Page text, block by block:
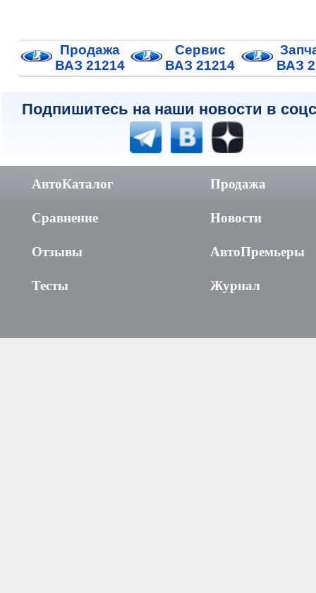
Продажа
ВАЗ 21214
Сервис
ВАЗ 21214
ВАЗ
Подпишитесь на наши новости в
АвтоКаталог
Сравнение
Отзывы
Тесты
Продажа
Новости
АвтоПремьеры
Журнал